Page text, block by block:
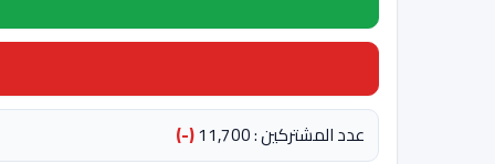
عدد المشتركين : 11,700
(-)